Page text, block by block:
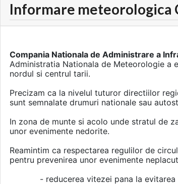
Informare meteorologica
Compania Nationala de Administrare a
Administratia Nationala de Meteorologie a
nordul si centrul tarii.
Precizam ca la nivelul tuturor directiilor
sunt semnalate drumuri nationale sau
In zona de munte si acolo unde stratul de
unor evenimente nedorite.
Reamintim ca respectarea regulilor de
pentru prevenirea unor evenimente
- reducerea vitezei pana la evitarea